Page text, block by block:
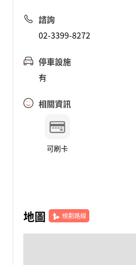
諮詢
02-3399-8272
停車設施
有
相關資訊
可刷卡
地圖 規劃路線